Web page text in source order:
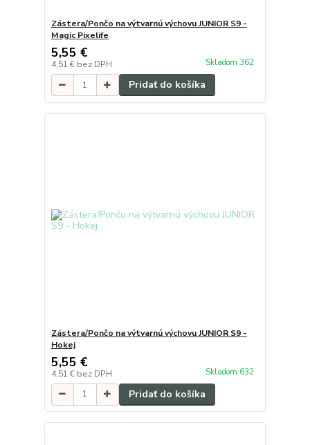
Zástera/Pončo na výtvarnú výchovu JUNIOR S9 -
Magic Pixelife
5,55 €
4,51 € bez DPH Skladom 362
Pridať do košíka
Zástera/Pončo na výtvarnú výchovu JUNIOR S9 -
Hokej
5,55 €
4,51 € bez DPH Skladom 632
Pridať do košíka